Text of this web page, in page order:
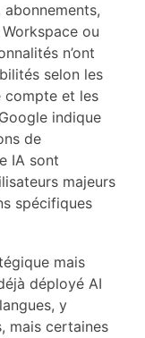
ou
n’ont
selon les
compte et les
indique
de
IA sont
majeurs
spécifiques
mais
déployé AI
y
mais certaines